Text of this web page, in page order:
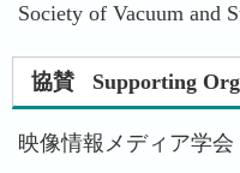
Society of Vacuum and
協賛 Supporting
映像情報メディア学